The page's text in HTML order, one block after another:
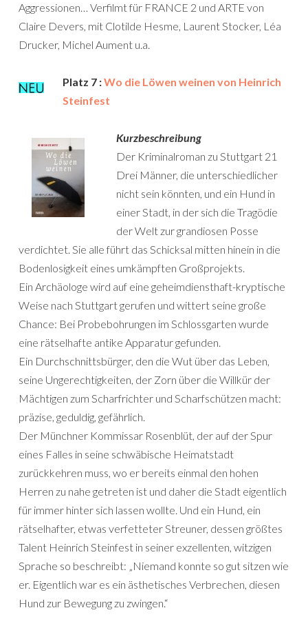
Aggressionen… Verfilmt für FRANCE 2 und ARTE von
Claire Devers, mit Clotilde Hesme, Laurent Stocker, Léa
Drucker, Michel Aument u.a.
Platz 7 :Wo die Löwen weinen von Heinrich
Steinfest
Kurzbeschreibung
Der Kriminalroman zu Stuttgart 21
Drei Männer, die unterschiedlicher
nicht sein könnten, und ein Hund in
einer Stadt, in der sich die Tragödie
der Welt zur grandiosen Posse
verdichtet. Sie alle führt das Schicksal mitten hinein in die
Bodenlosigkeit eines umkämpften Großprojekts.
Ein Archäologe wird auf eine geheimdiensthaft-kryptische
Weise nach Stuttgart gerufen und wittert seine große
Chance: Bei Probebohrungen im Schlossgarten wurde
eine rätselhafte antike Apparatur gefunden.
Ein Durchschnittsbürger, den die Wut über das Leben,
seine Ungerechtigkeiten, der Zorn über die Willkür der
Mächtigen zum Scharfrichter und Scharfschützen macht:
präzise, geduldig, gefährlich.
Der Münchner Kommissar Rosenblüt, der auf der Spur
eines Falles in seine schwäbische Heimatstadt
zurückkehren muss, wo er bereits einmal den hohen
Herren zu nahe getreten ist und daher die Stadt eigentlich
für immer hinter sich lassen wollte. Und ein Hund, ein
rätselhafter, etwas verfetteter Streuner, dessen größtes
Talent Heinrich Steinfest in seiner exzellenten, witzigen
Sprache so beschreibt: „Niemand konnte so gut sitzen wie
er. Eigentlich war es ein ästhetisches Verbrechen, diesen
Hund zur Bewegung zu zwingen.“